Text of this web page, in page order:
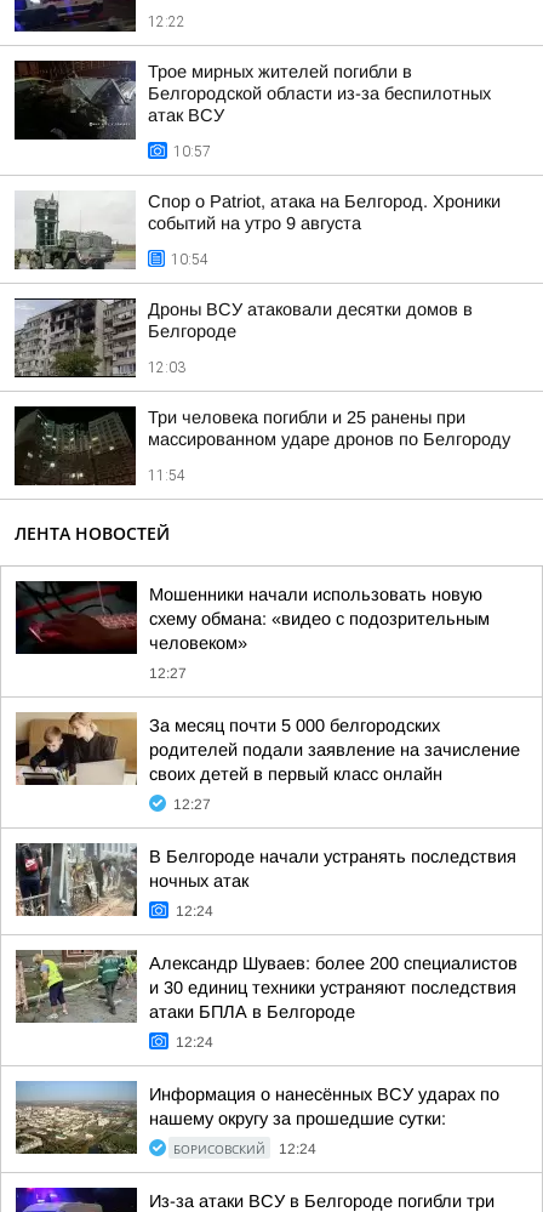
12:22
Трое мирных жителей погибли в
Белгородской области из-за беспилотных
атак ВСУ
10:57
Спор о Patriot, атака на Белгород. Хроники
событий на утро 9 августа
10:54
Дроны ВСУ атаковали десятки домов в
Белгороде
12:03
Три человека погибли и 25 ранены при
массированном ударе дронов по Белгороду
11:54
ЛЕНТА НОВОСТЕЙ
Мошенники начали использовать новую
схему обмана: «видео с подозрительным
человеком»
12:27
За месяц почти 5 000 белгородских
родителей подали заявление на зачисление
своих детей в первый класс онлайн
12:27
В Белгороде начали устранять последствия
ночных атак
12:24
Александр Шуваев: более 200 специалистов
и 30 единиц техники устраняют последствия
атаки БПЛА в Белгороде
12:24
Информация о нанесённых ВСУ ударах по
нашему округу за прошедшие сутки:
БОРИСОВСКИЙ 12:24
Из-за атаки ВСУ в Белгороде погибли три